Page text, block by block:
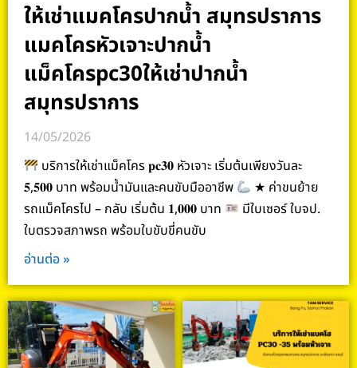
ให้เช่าแมคโครปากน้ำ สมุทรปราการ
แมคโครหัวเจาะปากน้ำ
แม็คโครpc30ให้เช่าปากน้ำ
สมุทรปราการ
14/05/2026
บริการให้เช่าแม็คโคร 𝐩𝐜𝟑𝟎 หัวเจาะ เริ่มต้นเพียงวันละ
𝟓,𝟓𝟎𝟎 บาท พร้อมน้ำมันและคนขับมืออาชีพ
★ ค่าขนย้าย
รถแม็คโครไป – กลับ เริ่มต้น 𝟏,𝟎𝟎𝟎 บาท
มีใบเซอร์ ใบจป.
ใบตรวจสภาพรถ พร้อมใบขับขี่คนขับ
อ่านต่อ »